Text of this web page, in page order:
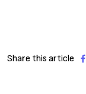
Share this article